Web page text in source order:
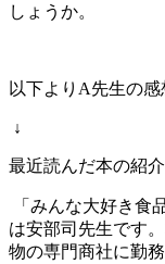
しょうか。
以下よりA先生の感
↓
最近読んだ本の紹介
「みんな大好き食
は安部司先生です
物の専門商社に勤